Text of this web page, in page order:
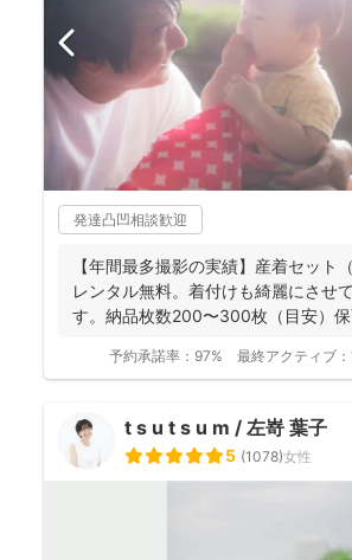
発達凸凹相談歓迎
【年間最多撮影の実績】産着セット
レンタル無料。着付けも綺麗にさせ
す。納品枚数200〜300枚（目安）保
予約承諾率： 97% 最終アクティブ：
t s u t s u m / 左嵜 葉子
5 (1078)女性